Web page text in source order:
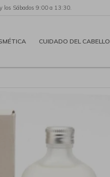
CUIDADO DEL CABELLO
los Sábados 9:00 a 13:30.